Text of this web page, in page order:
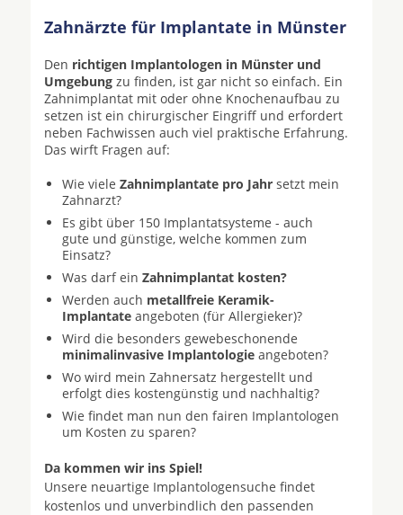
Zahnärzte für Implantate in Münster
Den richtigen Implantologen in Münster und
Umgebung zu finden, ist gar nicht so einfach. Ein
Zahnimplantat mit oder ohne Knochenaufbau zu
setzen ist ein chirurgischer Eingriff und erfordert
neben Fachwissen auch viel praktische Erfahrung.
Das wirft Fragen auf:
Wie viele Zahnimplantate pro Jahr setzt mein
Zahnarzt?
Es gibt über 150 Implantatsysteme - auch
gute und günstige, welche kommen zum
Einsatz?
Was darf ein Zahnimplantat kosten?
Werden auch metallfreie Keramik-
Implantate angeboten (für Allergieker)?
Wird die besonders gewebeschonende
minimalinvasive Implantologie angeboten?
Wo wird mein Zahnersatz hergestellt und
erfolgt dies kostengünstig und nachhaltig?
Wie findet man nun den fairen Implantologen
um Kosten zu sparen?
Da kommen wir ins Spiel!
Unsere neuartige Implantologensuche findet
kostenlos und unverbindlich den passenden